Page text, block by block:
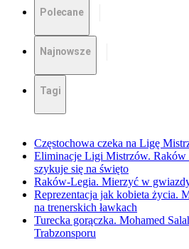
Polecane
Najnowsze
Tagi
Częstochowa czeka na Ligę
Eliminacje Ligi Mistrzów. Raków
szykuje się na święto
Raków-Legia. Mierzyć w
Reprezentacja jak kobieta życia.
na trenerskich ławkach
Turecka gorączka. Mohamed
Trabzonsporu